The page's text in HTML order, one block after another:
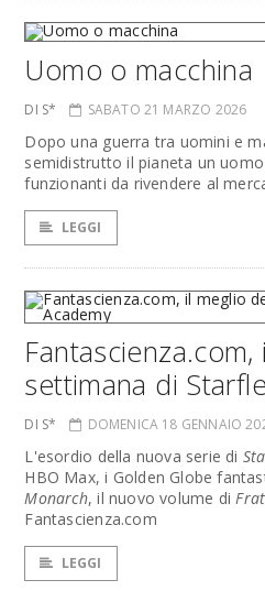
Uomo o macchina
DI S* SABATO 21 MARZO 2026
Dopo una guerra tra uomini e
semidistrutto il pianeta un
funzionanti da rivendere al
LEGGI
settimana di
DI S* DOMENICA 18 GENNAIO
L'esordio della nuova serie di
HBO Max, i Golden Globe
Monarch, il nuovo volume di
Fantascienza.com
LEGGI